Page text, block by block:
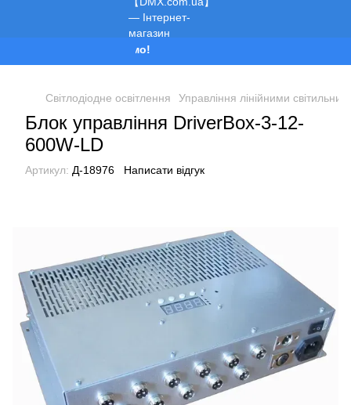
Світлодіодне освітлення Управління лінійними
Блок управління DriverBox-3-12-
600W-LD
Артикул: Д-18976 Написати відгук